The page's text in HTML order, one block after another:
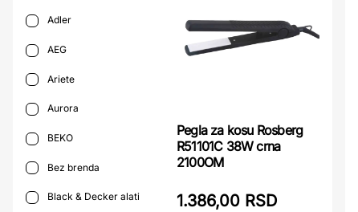
Adler
AEG
Ariete
Aurora
BEKO
Bez brenda
Black & Decker alati
Pegla za kosu Rosberg
R51101C 38W crna
2100OM
1.386,00 RSD